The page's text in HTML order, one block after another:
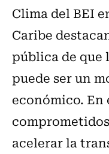
Clima del BEI
Caribe
pública de que
puede ser un
económico. En
acelerar la